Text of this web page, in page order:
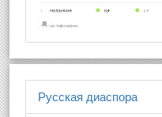
Русская диаспора